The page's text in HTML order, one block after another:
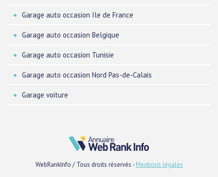
Garage auto occasion Ile de France
Garage auto occasion Belgique
Garage auto occasion Tunisie
Garage auto occasion Nord Pas-de-Calais
Garage voiture
WebRankInfo / Tous droits réservés - Mentions légales